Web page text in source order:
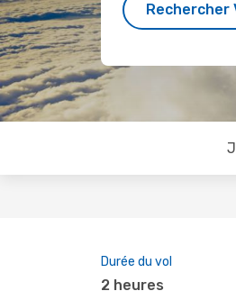
Rechercher
Durée du vol
2 heures